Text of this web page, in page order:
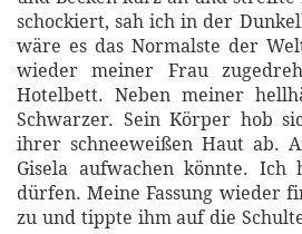
schockiert, sah ich in der
wäre es das Normalste der
wieder meiner Frau
Hotelbett. Neben meiner
Schwarzer. Sein Körper hob
ihrer schneeweißen Haut ab.
Gisela aufwachen könnte.
dürfen. Meine Fassung wieder
zu und tippte ihm auf die